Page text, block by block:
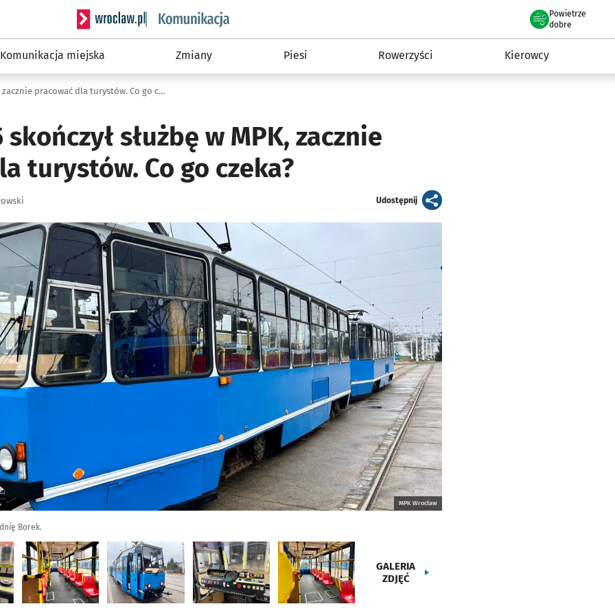
Serwis informacyjny wroclaw.pl podserwis: Komunikacja
Powietrze
we Wrocławiu
dobre
Komunikacja miejska Zmiany Piesi Rowerzyści Kierowcy
Konstal 105 skończył służbę w MPK, zacznie pracować dla turystów. Co go czeka?
służbę w MPK, zacznie
turystów. Co go czeka?
Udostępnijartykuł
MPK Wrocław
Borek.
GALERIA
ZDJĘĆ